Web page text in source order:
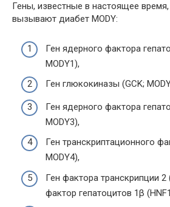
Гены, известные в настоящее
вызывают диабет MODY:
Ген ядерного фактора
MODY1),
Ген глюкокиназы (GCK;
Ген ядерного фактора
MODY3),
Ген транскриптационного
MODY4),
Ген фактора транскрипции
фактор гепатоцитов 1β